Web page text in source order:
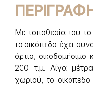
Με τοποθεσία του
το οικόπεδο έχει
άρτιο,
200 τ.μ. Λίγα
χωριού, το